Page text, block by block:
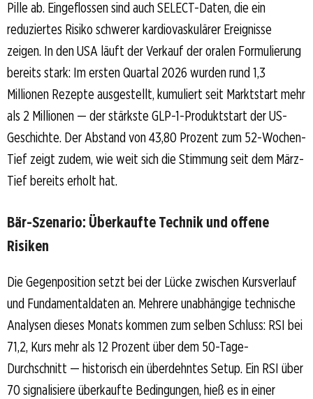
Pille ab. Eingeflossen sind auch SELECT-Daten, die ein
reduziertes Risiko schwerer kardiovaskulärer Ereignisse
zeigen. In den USA läuft der Verkauf der oralen Formulierung
bereits stark: Im ersten Quartal 2026 wurden rund 1,3
Millionen Rezepte ausgestellt, kumuliert seit Marktstart mehr
als 2 Millionen — der stärkste GLP-1-Produktstart der US-
Geschichte. Der Abstand von 43,80 Prozent zum 52-Wochen-
Tief zeigt zudem, wie weit sich die Stimmung seit dem März-
Tief bereits erholt hat.
Bär-Szenario: Überkaufte Technik und offene
Risiken
Die Gegenposition setzt bei der Lücke zwischen Kursverlauf
und Fundamentaldaten an. Mehrere unabhängige technische
Analysen dieses Monats kommen zum selben Schluss: RSI bei
71,2, Kurs mehr als 12 Prozent über dem 50-Tage-
Durchschnitt — historisch ein überdehntes Setup. Ein RSI über
70 signalisiere überkaufte Bedingungen, hieß es in einer